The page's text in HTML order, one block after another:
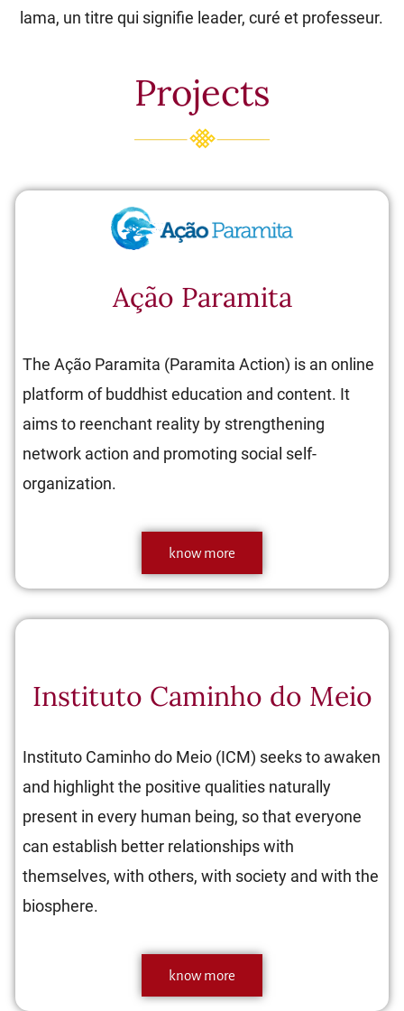
lama, un titre qui signifie leader, curé et professeur.
Projects
Ação Paramita
The Ação Paramita (Paramita Action) is an online
platform of buddhist education and content. It
aims to reenchant reality by strengthening
network action and promoting social self-
organization.
know more
Instituto Caminho do Meio
Instituto Caminho do Meio (ICM) seeks to awaken
and highlight the positive qualities naturally
present in every human being, so that everyone
can establish better relationships with
themselves, with others, with society and with the
biosphere.
know more